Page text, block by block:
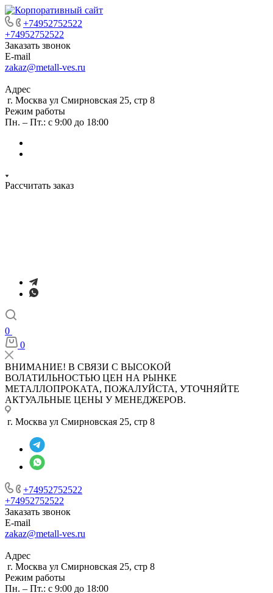
+74952752522
+74952752522
Заказать звонок
E-mail
zakaz@metall-ves.ru
Адрес
г. Москва ул Смирновская 25, стр 8
Режим работы
Пн. – Пт.: с 9:00 до 18:00
Рассчитать заказ
0
0
ВНИМАНИЕ! В СВЯЗИ С ВЫСОКОЙ
ВОЛАТИЛЬНОСТЬЮ ЦЕН НА РЫНКЕ
МЕТАЛЛОПРОКАТА, ПОЖАЛУЙСТА, УТОЧНЯЙТЕ
АКТУАЛЬНЫЕ ЦЕНЫ У МЕНЕДЖЕРОВ.
г. Москва ул Смирновская 25, стр 8
+74952752522
+74952752522
Заказать звонок
E-mail
zakaz@metall-ves.ru
Адрес
г. Москва ул Смирновская 25, стр 8
Режим работы
Пн. – Пт.: с 9:00 до 18:00